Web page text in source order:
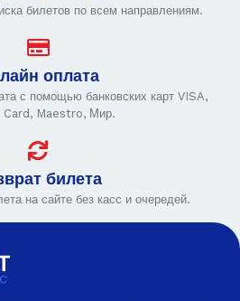
билетов по всем направлениям.
оплата
с помощью банковских карт VISA,
Card, Maestro, Мир.
билета
на сайте без касс и очередей.